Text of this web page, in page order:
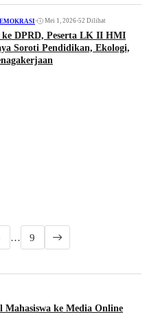
• Mei 1, 2026•52 Dilihat
ke DPRD, Peserta LK II HMI
Soroti Pendidikan, Ekologi,
… 9
ke Media Online